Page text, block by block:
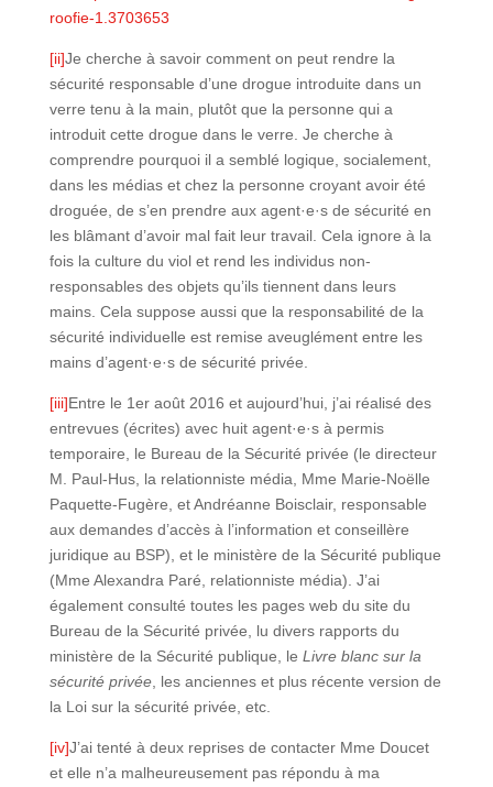
roofie-1.3703653
[ii]Je cherche à savoir comment on peut rendre la
sécurité responsable d’une drogue introduite dans un
verre tenu à la main, plutôt que la personne qui a
introduit cette drogue dans le verre. Je cherche à
comprendre pourquoi il a semblé logique, socialement,
dans les médias et chez la personne croyant avoir été
droguée, de s’en prendre aux agent·e·s de sécurité en
les blâmant d’avoir mal fait leur travail. Cela ignore à la
fois la culture du viol et rend les individus non-
responsables des objets qu’ils tiennent dans leurs
mains. Cela suppose aussi que la responsabilité de la
sécurité individuelle est remise aveuglément entre les
mains d’agent·e·s de sécurité privée.
[iii]Entre le 1er août 2016 et aujourd’hui, j’ai réalisé des
entrevues (écrites) avec huit agent·e·s à permis
temporaire, le Bureau de la Sécurité privée (le directeur
M. Paul-Hus, la relationniste média, Mme Marie-Noëlle
Paquette-Fugère, et Andréanne Boisclair, responsable
aux demandes d’accès à l’information et conseillère
juridique au BSP), et le ministère de la Sécurité publique
(Mme Alexandra Paré, relationniste média). J’ai
également consulté toutes les pages web du site du
Bureau de la Sécurité privée, lu divers rapports du
ministère de la Sécurité publique, le Livre blanc sur la
sécurité privée, les anciennes et plus récente version de
la Loi sur la sécurité privée, etc.
[iv]J’ai tenté à deux reprises de contacter Mme Doucet
et elle n’a malheureusement pas répondu à ma